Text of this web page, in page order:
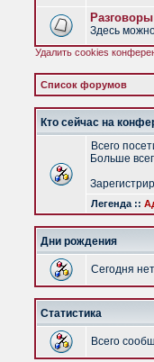
Разговоры
Здесь
Удалить cookies
Список форумов
Кто сейчас на
Всего
Больше
Легенда ::
Дни рождения
Сегодня
Статистика
Всего